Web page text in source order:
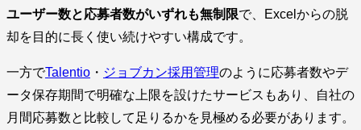
ユーザー数と応募者数がいずれも無制限で、Excelからの脱
却を目的に長く使い続けやすい構成です。
一方でTalentio ・ ジョブカン採用管理のように応募者数やデ
ータ保存期間で明確な上限を設けたサービスもあり、自社の
月間応募数と比較して足りるかを見極める必要があります。